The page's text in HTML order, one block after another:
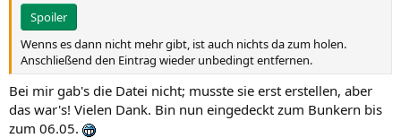
Spoiler
Wenns es dann nicht mehr gibt, ist auch nichts da zum holen.
Anschließend den Eintrag wieder unbedingt entfernen.
Bei mir gab's die Datei nicht; musste sie erst erstellen, aber
das war's! Vielen Dank. Bin nun eingedeckt zum Bunkern bis
zum 06.05.